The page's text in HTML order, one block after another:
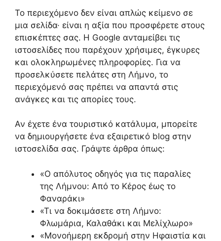
Το περιεχόμενο δεν είναι απλώς κείμενο σε
μια σελίδα· είναι η αξία που προσφέρετε στους
επισκέπτες σας. Η Google ανταμείβει τις
ιστοσελίδες που παρέχουν χρήσιμες, έγκυρες
και ολοκληρωμένες πληροφορίες. Για να
προσελκύσετε πελάτες στη Λήμνο, το
περιεχόμενό σας πρέπει να απαντά στις
ανάγκες και τις απορίες τους.
Αν έχετε ένα τουριστικό κατάλυμα, μπορείτε
να δημιουργήσετε ένα εξαιρετικό blog στην
ιστοσελίδα σας. Γράψτε άρθρα όπως:
«Ο απόλυτος οδηγός για τις παραλίες
της Λήμνου: Από το Κέρος έως το
Φαναράκι»
«Τι να δοκιμάσετε στη Λήμνο:
Φλωμάρια, Καλαθάκι και Μελίχλωρο»
«Μονοήμερη εκδρομή στην Ηφαιστία και